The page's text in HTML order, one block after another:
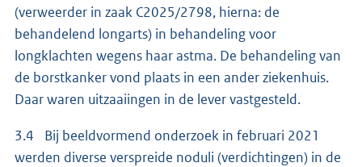
(verweerder in zaak C2025/2798, hierna: de
behandelend longarts) in behandeling voor
longklachten wegens haar astma. De behandeling van
de borstkanker vond plaats in een ander ziekenhuis.
Daar waren uitzaaiingen in de lever vastgesteld.
3.4 Bij beeldvormend onderzoek in februari 2021
werden diverse verspreide noduli (verdichtingen) in de